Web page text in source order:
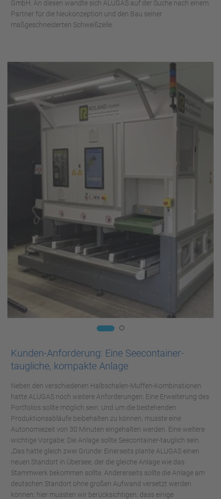
GmbH. An diesen wandte sich ALUGAS auf der Suche nach einem
Partner für die Neukonzeption und den Bau seiner
maßgeschneiderten Schweißzelle.
Kunden-Anforderung: Eine Seecontainer-
taugliche, kompakte Anlage
Neben den verschiedenen Halbschalen-Muffen-Kombinationen
hatte ALUGAS noch weitere Anforderungen: Eine Erweiterung des
Portfolios sollte möglich sein. Und um die bestehenden
Produktionsabläufe beibehalten zu können, musste eine
Autonomiezeit von 30 Minuten eingehalten werden. Eine weitere
wichtige Vorgabe: Die Anlage sollte Seecontainer-tauglich sein.
„Das hatte gleich zwei Gründe: Einerseits plante ALUGAS einen
neuen Standort in Übersee, der die gleiche Anlage wie das
Stammwerk bekommen sollte. Andererseits sollte die Anlage am
deutschen Standort ohne großen Aufwand versetzt werden
können; hier mussten wir berücksichtigen, dass einige